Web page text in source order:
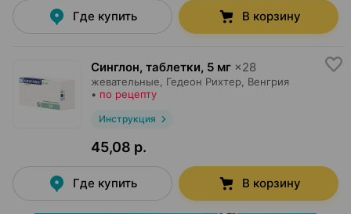
Где купить В корзину
Синглон, таблетки, 5 мг ×28
жевательные, Гедеон Рихтер , Венгрия
• по рецепту
Инструкция
45,08 р.
Где купить В корзину